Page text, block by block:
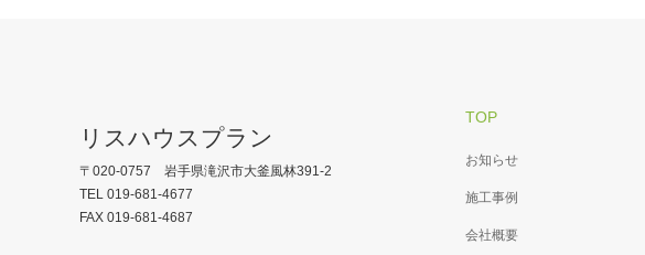
TOP
お知らせ
施工事例
会社概要
リスハウスプラン
〒020-0757 岩手県滝沢市大釜風林391-2
TEL 019-681-4677
FAX 019-681-4687